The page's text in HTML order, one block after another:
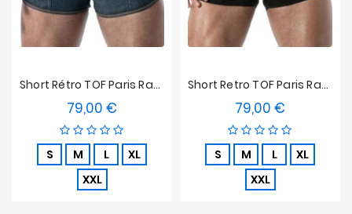
Short Rétro TOF Paris Raw Denim - Bleu
79,00 €
S M L
XL
XXL
Short Retro TOF Paris Raw Denim - Noir
79,00 €
S M L
XL
XXL